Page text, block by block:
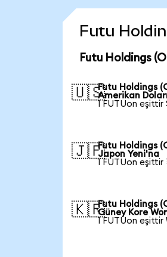
Futu
Futu Holdings
🇺🇸Futu Holdings
Amerikan
1 FUTUon eşittir
🇯🇵Futu Holdings
Japon Yeni'na
1 FUTUon eşittir
🇰🇷Futu Holdings
Güney Kore
1 FUTUon eşittir